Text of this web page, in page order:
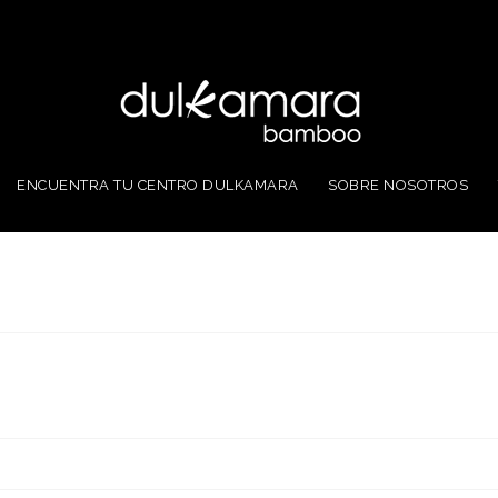
ENCUENTRA TU CENTRO DULKAMARA SOBRE NOSOTROS